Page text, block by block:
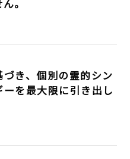
。
き、個別の霊的シン
を最大限に引き出し